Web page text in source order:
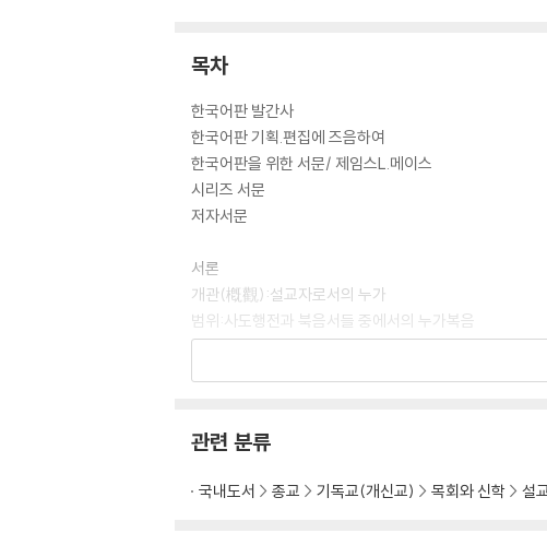
목차
한국어판 발간사
한국어판 기획.편집에 즈음하여
한국어판을 위한 서문/ 제임스L.메이스
시리즈 서문
저자서문
서론
개관(槪觀):설교자로서의 누가
범위:사도행전과 북음서들 중에서의 누가복음
체제:본서의 사용을 위한 권고
1:5~56 요한의 수태와 예수의 탄생 예고
관련 분류
국내도서 종교 기독교(개신교) 목회와 신학 설